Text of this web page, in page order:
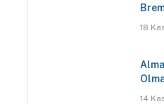
En
18
14